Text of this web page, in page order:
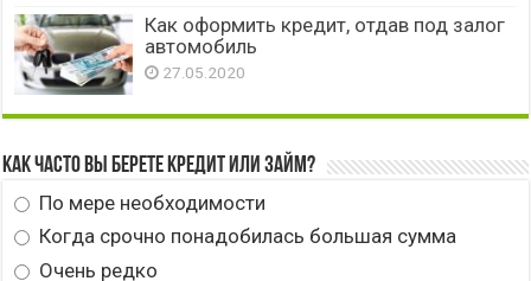
Как оформить кредит, отдав под залог
автомобиль
27.05.2020
Как часто вы берете кредит или займ?
По мере необходимости
Когда срочно понадобилась большая сумма
Очень редко